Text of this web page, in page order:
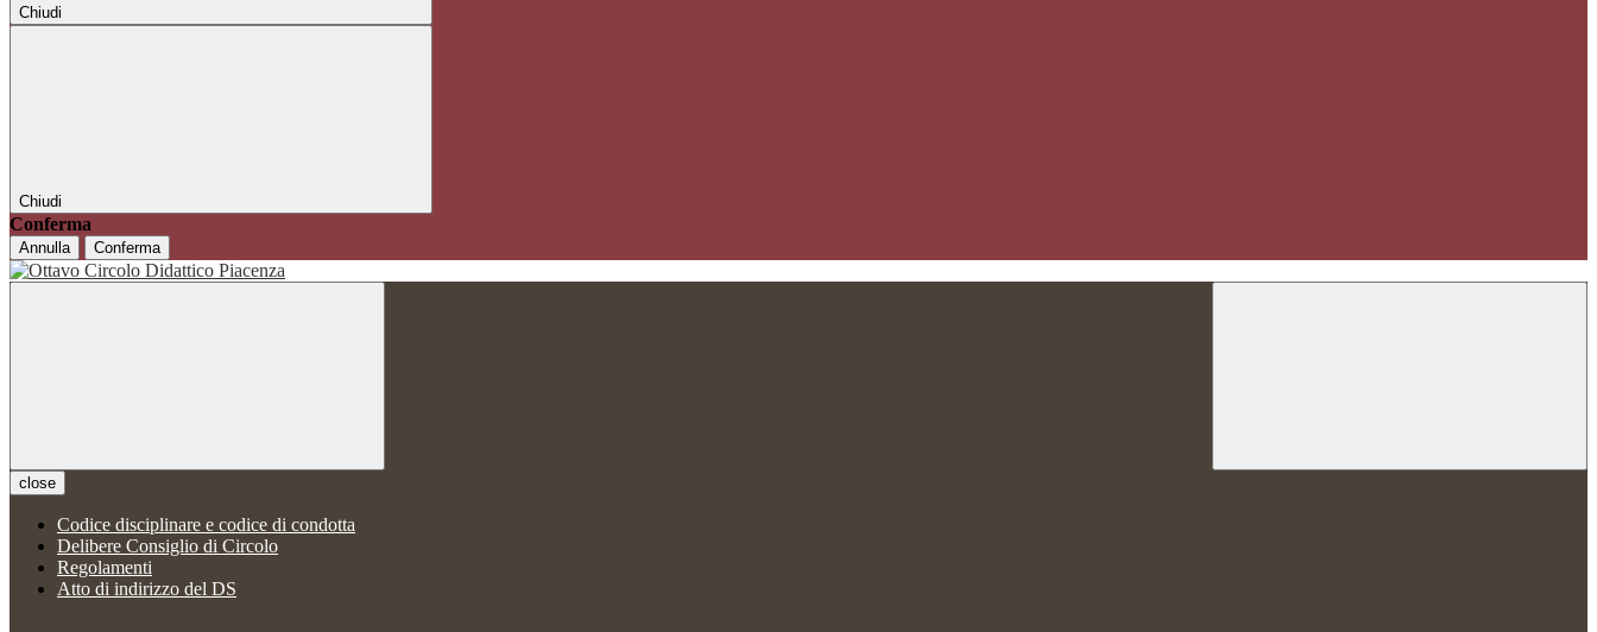
Chiudi
Chiudi
Conferma
Annulla Conferma
close
Codice disciplinare e codice di condotta
Delibere Consiglio di Circolo
Regolamenti
Atto di indirizzo del DS